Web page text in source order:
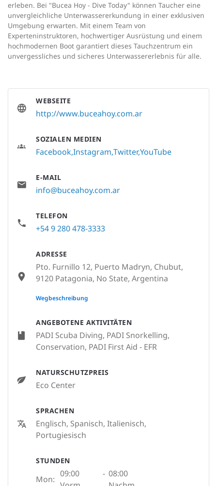
erleben. Bei "Bucea Hoy - Dive Today" können Taucher eine
unvergleichliche Unterwassererkundung in einer exklusiven
Umgebung erwarten. Mit einem Team von
Experteninstruktoren, hochwertiger Ausrüstung und einem
hochmodernen Boot garantiert dieses Tauchzentrum ein
unvergessliches und sicheres Unterwassererlebnis für alle.
ANGEBOTENE AKTIVITÄTEN
PADI Scuba Diving, PADI Snorkelling,
Conservation, PADI First Aid - EFR
NATURSCHUTZPREIS
Eco Center
SPRACHEN
Englisch, Spanisch, Italienisch,
Portugiesisch
STUNDEN
Mon:
09:00
- 08:00
WEBSEITE
http://www.buceahoy.com.ar
SOZIALEN MEDIEN
FacebookInstagram TwitterYouTube
E-MAIL
info@buceahoy.com.ar
TELEFON
+54 9 280 478-3333
ADRESSE
Pto. Furnillo 12, Puerto Madryn, Chubut,
9120 Patagonia, No State, Argentina
None
Wegbeschreibung